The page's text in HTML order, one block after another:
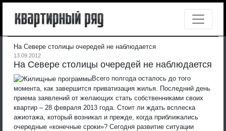
На Севере столицы очередей не наблюдается
13.09.2012
На Севере столицы очередей не наблюдается
Всего полгода осталось до того
момента, как завершится приватизация жилья. Последний день
приема заявлений от желающих стать собственниками своих
квартир – 28 февраля 2013 года. Стоит ли ждать всплеска
ажиотажа, который возникал и прежде, когда приближались
очередные «конечные сроки»? Сегодня развитие ситуации